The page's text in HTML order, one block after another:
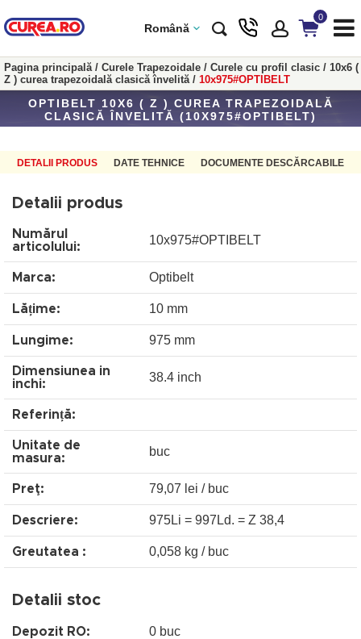
Română
0
Pagina principală/ Curele Trapezoidale / Curele cu profil clasic / 10x6 (
Z ) curea trapezoidală clasică învelită/ 10x975#OPTIBELT
OPTIBELT 10X6 ( Z ) CUREA TRAPEZOIDALĂ
CLASICĂ ÎNVELITĂ (10X975#OPTIBELT)
DETALII PRODUS DATE TEHNICE DOCUMENTE DESCĂRCABILE
Detalii produs
Numărul
articolului:
10x975#OPTIBELT
Marca: Optibelt
Lățime: 10 mm
Lungime: 975 mm
Dimensiunea in
inchi:
38.4 inch
Referință:
Unitate de
masura:
buc
Preţ: 79,07 lei / buc
Descriere: 975Li = 997Ld. = Z 38,4
Greutatea : 0,058 kg / buc
Detalii stoc
Depozit RO: 0 buc